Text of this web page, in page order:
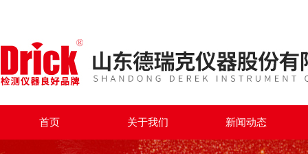
首页 关于我们 新闻动态